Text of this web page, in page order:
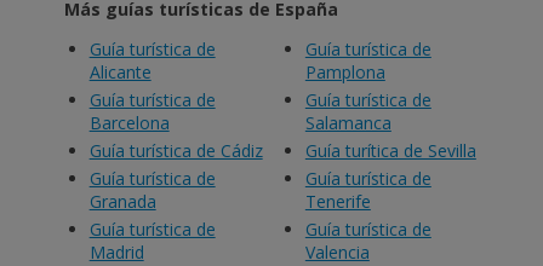
Más guías turísticas de España
Guía turística de
Alicante
Guía turística de
Barcelona
Guía turística de Cádiz
Guía turística de
Granada
Guía turística de
Madrid
Guía turística de
Pamplona
Guía turística de
Salamanca
Guía turítica de Sevilla
Guía turística de
Tenerife
Guía turística de
Valencia